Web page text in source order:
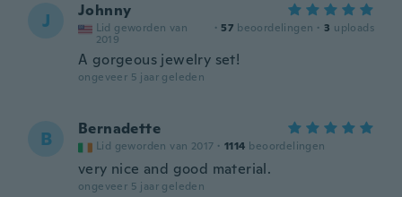
J Johnny
Lid geworden van
2019
· 57 beoordelingen · 3 uploads
A gorgeous jewelry set!
ongeveer 5 jaar geleden
B Bernadette
Lid geworden van 2017 · 1114 beoordelingen
very nice and good material.
ongeveer 5 jaar geleden